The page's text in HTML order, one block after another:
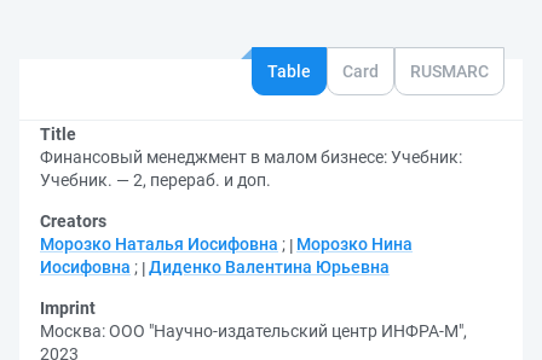
Table Card RUSMARC
Title
Финансовый менеджмент в малом бизнесе: Учебник:
Учебник. — 2, перераб. и доп.
Creators
Морозко Наталья Иосифовна ;
Морозко Нина
Иосифовна ; Диденко Валентина Юрьевна
Imprint
Москва: ООО "Научно-издательский центр ИНФРА-М",
2023